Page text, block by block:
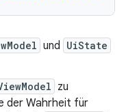
und UiState
zu
der Wahrheit für